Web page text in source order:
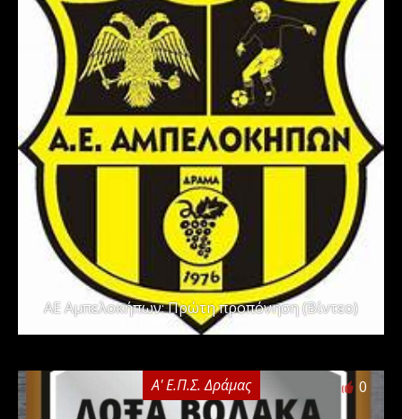
ΑΕ Αμπελοκήπων: Πρώτη προπόνηση (Βίντεο)
Α' Ε.Π.Σ. Δράμας 0